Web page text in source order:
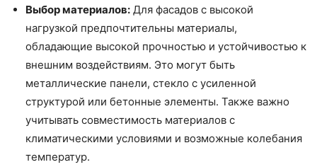
Выбор материалов: Для фасадов с высокой
нагрузкой предпочтительны материалы,
обладающие высокой прочностью и устойчивостью к
внешним воздействиям. Это могут быть
металлические панели, стекло с усиленной
структурой или бетонные элементы. Также важно
учитывать совместимость материалов с
климатическими условиями и возможные колебания
температур.